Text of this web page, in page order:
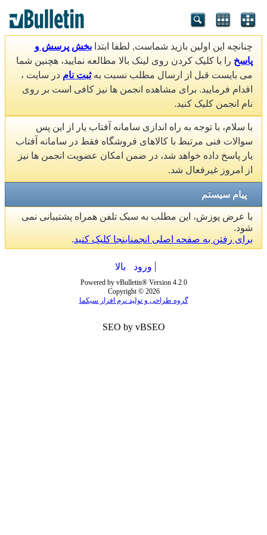
چنانچه این اولین بازید شماست, لطفا ابتدا بخش پرسش و
پاسخ را با کلیک کردن روی لینک بالا مطالعه نمایید، هچنین شما
می بایست قبل از ارسال مطلب نسبت بهثبت نام در سایت ،
اقدام فرمایید. برای مشاهده انجمن ها نیز کافی است بر روی
نام انجمن کلیک کنید.
با سلام، با توجه به راه اندازی سامانه آفتاب یار از این پس
سوالات فنی مرتبط با کالاهای فروشگاه فقط در سامانه آفتاب
یار پاسخ داده خواهد شد، در ضمن امکان عضویت انجمن ها نیز
از امروز غیرفعال شد.
پیام سیستم
با عرض پوزش، این مطلب به سبک تلفن همراه پشتیبانی نمی
شود.
برای رفتن به صفحه اصلی انجمناینجا کلیک کنید.
ورود بالا
Powered by vBulletin® Version 4.2.0
Copyright © 2026
گروه طراحی و تولید نرم افزار سیکما
SEO by vBSEO